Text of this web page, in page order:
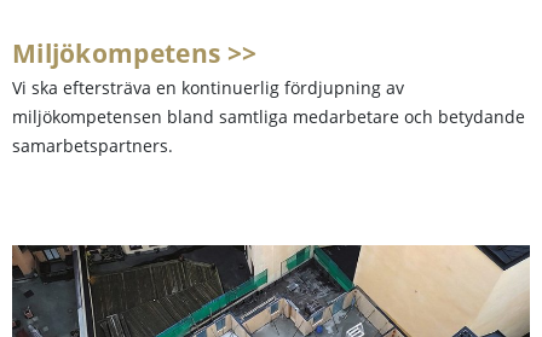
Miljökompetens >>
Vi ska eftersträva en kontinuerlig fördjupning av
miljökompetensen bland samtliga medarbetare och betydande
samarbetspartners.